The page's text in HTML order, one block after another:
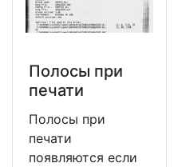
Полосы при
печати
Полосы при
печати
появляются если